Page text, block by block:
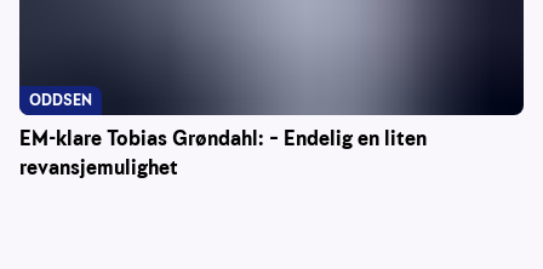
EM-klare Tobias Grøndahl: – Endelig en liten
revansjemulighet
ODDSEN